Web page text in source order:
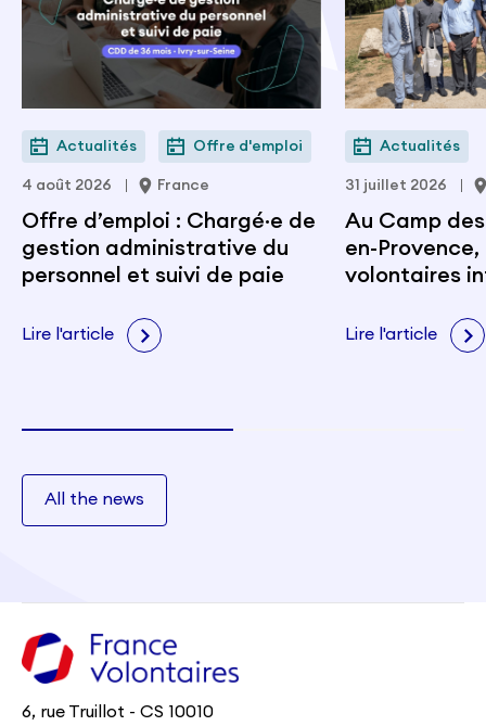
Actualités Offre d'emploi
4 août 2026 France
Offre d’emploi : Chargé·e de
gestion administrative du
personnel et suivi de paie
Lire l'article
Actualités
31 juillet 2026
Au Camp
en-
volontaires
citoyenneté
Lire l'article
All the news
6, rue Truillot - CS 10010